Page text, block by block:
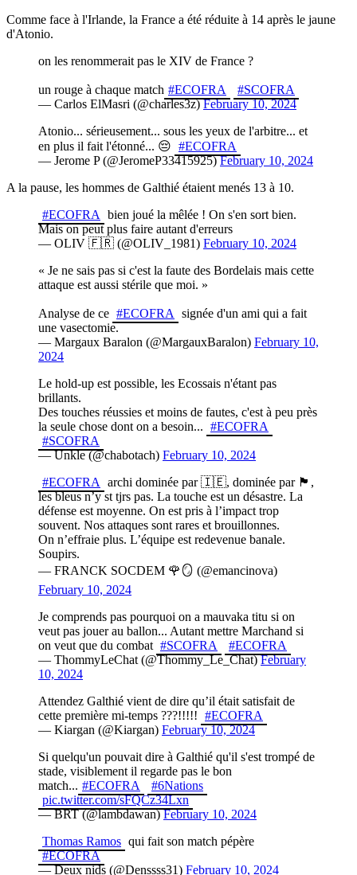
Comme face à l'Irlande, la France a été réduite à 14 après le jaune
d'Atonio.
on les renommerait pas le XIV de France ?
un rouge à chaque match #ECOFRA
#SCOFRA
— Carlos ElMasri (@charles3z)February 10, 2024
Atonio... sérieusement... sous les yeux de l'arbitre... et
en plus il fait l'étonné... 😔 #ECOFRA
— Jerome P (@JeromeP33415925)February 10, 2024
A la pause, les hommes de Galthié étaient menés 13 à 10.
#ECOFRA
bien joué la mêlée ! On s'en sort bien.
Mais on peut plus faire autant d'erreurs
— OLIV 🇫🇷 (@OLIV_1981) February 10, 2024
« Je ne sais pas si c'est la faute des Bordelais mais cette
attaque est aussi stérile que moi. »
Analyse de ce #ECOFRA
signée d'un ami qui a fait
une vasectomie.
— Margaux Baralon (@MargauxBaralon) February 10,
2024
Le hold-up est possible, les Ecossais n'étant pas
brillants.
Des touches réussies et moins de fautes, c'est à peu près
la seule chose dont on a besoin... #ECOFRA
#SCOFRA
— Unkle (@chabotach) February 10, 2024
#ECOFRA
archi dominée par 🇮🇪, dominée par 🏴󠁧󠁢󠁳󠁣󠁴󠁿,
les bleus n’y st tjrs pas. La touche est un désastre. La
défense est moyenne. On est pris à l’impact trop
souvent. Nos attaques sont rares et brouillonnes.
On n’effraie plus. L’équipe est redevenue banale.
Soupirs.
— FRANCK SOCDEM 🌹🪞 (@emancinova)
February 10, 2024
Je comprends pas pourquoi on a mauvaka titu si on
veut pas jouer au ballon... Autant mettre Marchand si
on veut que du combat #SCOFRA
#ECOFRA
— ThommyLeChat (@Thommy_Le_Chat)February
10, 2024
Attendez Galthié vient de dire qu’il était satisfait de
cette première mi-temps ???!!!!! #ECOFRA
— Kiargan (@Kiargan) February 10, 2024
Si quelqu'un pouvait dire à Galthié qu'il s'est trompé de
stade, visiblement il regarde pas le bon
match... #ECOFRA
#6Nations
pic.twitter.com/sFQCz34Lxn
— BRT (@lambdawan)February 10, 2024
Thomas Ramos qui fait son match pépère
#ECOFRA
— Deux nids (@Denssss31) February 10, 2024